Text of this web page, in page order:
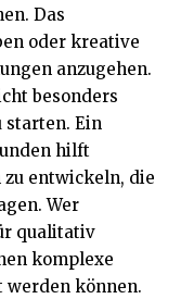
Das
oder kreative
anzugehen.
besonders
starten. Ein
hilft
entwickeln, die
Wer
qualitativ
komplexe
können.